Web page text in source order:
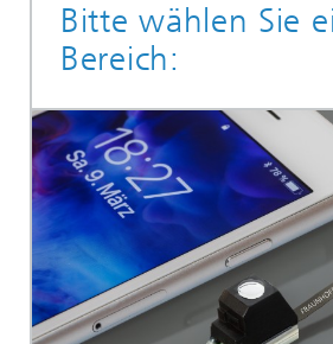
Bitte wählen Sie
Bereich: